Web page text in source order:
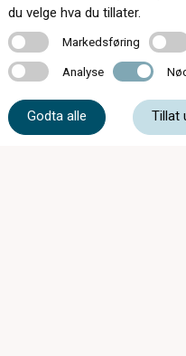
Kontakt
du velge hva du tillater.
MarkedsføringMarkedsføring
Analyse Analyse Nødvendig
Godta alle Tillat